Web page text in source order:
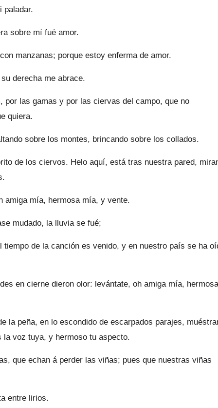
paladar.
sobre mí fué amor.
manzanas; porque estoy enferma de amor.
derecha me abrace.
por las gamas y por las ciervas del campo, que no
quiera.
sobre los montes, brincando sobre los collados.
de los ciervos. Helo aquí, está tras nuestra pared,
amiga mía, hermosa mía, y vente.
mudado, la lluvia se fué;
de la canción es venido, y en nuestro país se ha
en cierne dieron olor: levántate, oh amiga mía, hermosa
la peña, en lo escondido de escarpados parajes,
voz tuya, y hermoso tu aspecto.
que echan á perder las viñas; pues que nuestras viñas
entre lirios.